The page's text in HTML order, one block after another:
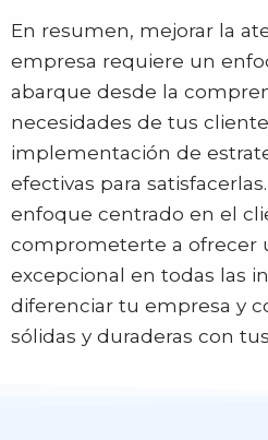
En resumen, mejorar la
empresa requiere un
abarque desde la
necesidades de tus
implementación de
efectivas para
enfoque centrado en el
comprometerte a ofrecer
excepcional en todas las
diferenciar tu empresa y
sólidas y duraderas con